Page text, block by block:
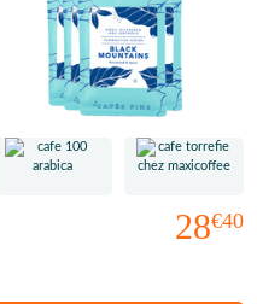
28€40